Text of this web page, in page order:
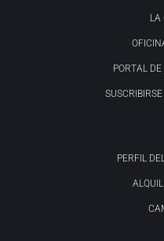
LA
PORTAL
PERFIL